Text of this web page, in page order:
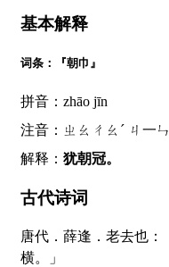
基本解释
词条：『朝巾』
拼音：zhāo jīn
注音：ㄓㄠㄔㄠˊ ㄐ一ㄣ
解释： 犹朝冠。
古代诗词
唐代．薛逢．老去也：「朝巾暮栉不自省，老皮皴皱文纵
横。」